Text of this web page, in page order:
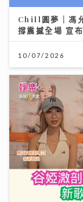
Chill圓夢｜馮
撐震撼全場 宣
10/07/2026